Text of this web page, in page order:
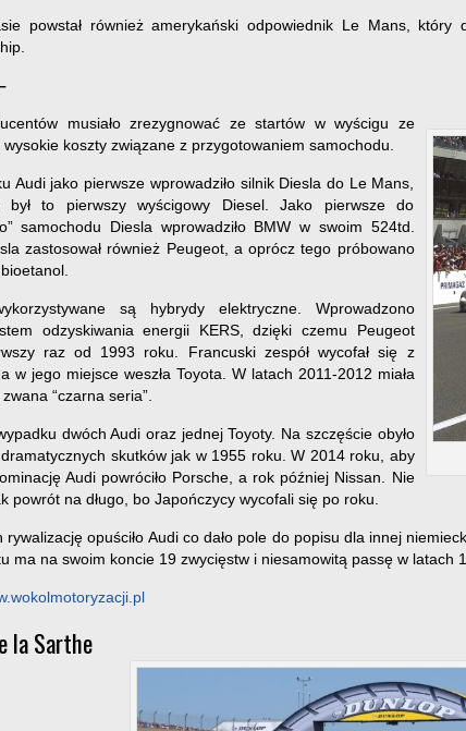
powstał również amerykański odpowiednik Le Mans, który
musiało zrezygnować ze startów w wyścigu ze
koszty związane z przygotowaniem samochodu.
Audi jako pierwsze wprowadziło silnik Diesla do Le Mans,
był to pierwszy wyścigowy Diesel. Jako pierwsze do
samochodu Diesla wprowadziło BMW w swoim 524td.
zastosował również Peugeot, a oprócz tego próbowano
są hybrydy elektryczne. Wprowadzono
odzyskiwania energii KERS, dzięki czemu Peugeot
raz od 1993 roku. Francuski zespół wycofał się z
w jego miejsce weszła Toyota. W latach 2011-2012 miała
“czarna seria”.
dwóch Audi oraz jednej Toyoty. Na szczęście obyło
skutków jak w 1955 roku. W 2014 roku, aby
Audi powróciło Porsche, a rok później Nissan. Nie
powrót na długo, bo Japończycy wycofali się po roku.
rywalizację opuściło Audi co dało pole do popisu dla innej
ma na swoim koncie 19 zwycięstw i niesamowitą passę w latach
la Sarthe